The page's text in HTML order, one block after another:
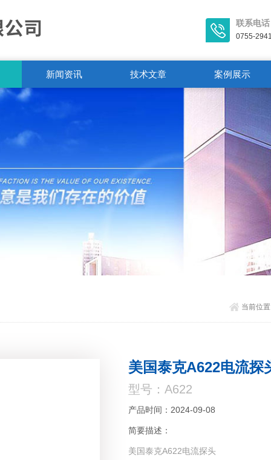
联系电话
0755-
新闻资讯 技术文章 案例展示
当前位置
美国泰克A622电流探
型号：A622
产品时间：2024-09-08
简要描述：
美国泰克A622电流探头